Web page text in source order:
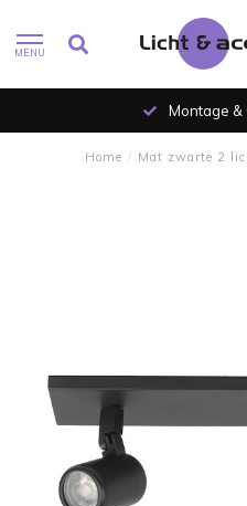
MENU
Montage &
Home / Mat zwarte 2